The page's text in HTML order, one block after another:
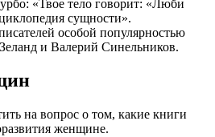
«Твое тело говорит: «Люби
сущности».
особой популярностью
и Валерий Синельников.
на вопрос о том, какие книги
женщине.